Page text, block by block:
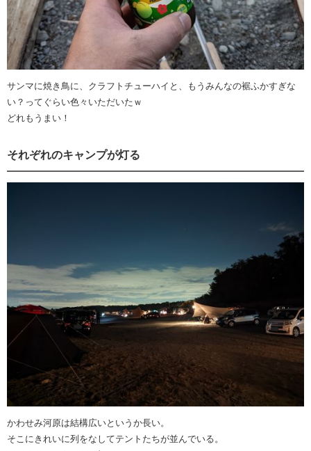
サンマに焼き鳥に、クラフトチューハイと、もうみんなの裾ふかすぎな
い？ってぐらい色々いただいたｗ
どれもうまい！
それぞれのキャンプが灯る
かわせみ河原は結構広いというか長い。
そこにきれいに列をなしてテントたちが並んでいる。